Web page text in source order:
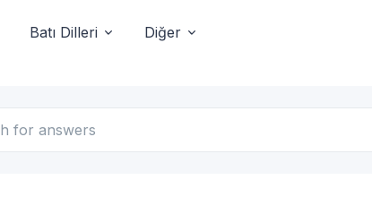
Batı Dilleri Diğer